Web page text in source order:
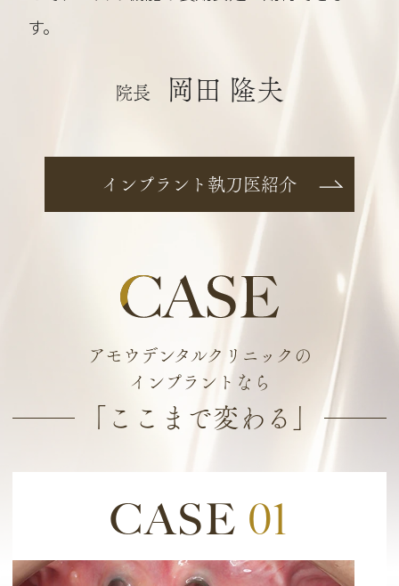
す。
院長 岡田 隆夫
インプラント執刀医紹介
アモウデンタルクリニックの
インプラントなら
「ここまで変わる」
CASE 01